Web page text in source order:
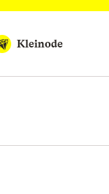
Kleinode